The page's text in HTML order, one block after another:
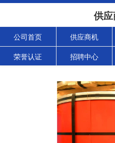
供
公司首页 供应商机
荣誉认证 招聘中心